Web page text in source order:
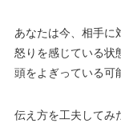
あなたは今、相手に
怒りを感じている状
頭をよぎっている可
伝え方を工夫してみ